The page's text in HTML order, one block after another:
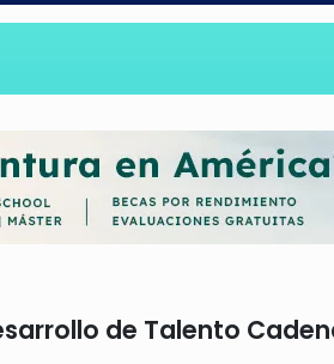
de Talento